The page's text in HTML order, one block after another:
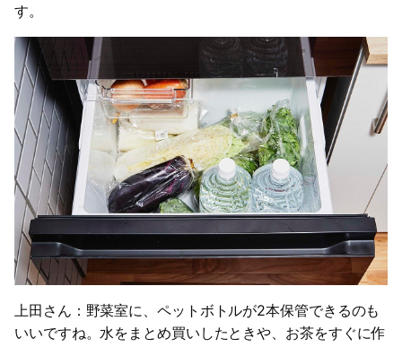
す。
上田さん：野菜室に、ペットボトルが2本保管できるのも
いいですね。水をまとめ買いしたときや、お茶をすぐに作